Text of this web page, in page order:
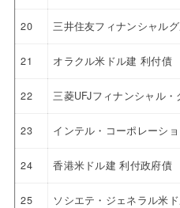
20 三井住友フィナンシャル
21 オラクル米ドル建 利付債
22 三菱UFJフィナンシャル
23 インテル・コーポレーシ
24 香港米ドル建 利付政府債
25 ソシエテ・ジェネラル米